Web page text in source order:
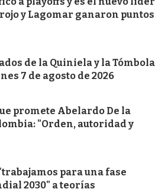
y Lagomar ganaron puntos
de la Quiniela y la Tómbola
7 de agosto de 2026
promete Abelardo De la
"Orden, autoridad y
para una fase
2030" a teorías